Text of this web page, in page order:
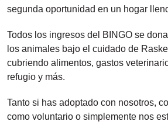
segunda oportunidad en un hogar
Todos los ingresos del BINGO se
los animales bajo el cuidado de
cubriendo alimentos, gastos
refugio y más.
Tanto si has adoptado con nosotros,
como voluntario o simplemente nos